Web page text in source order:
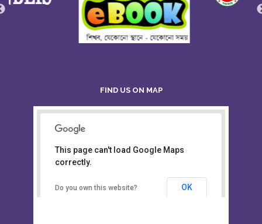
FIND US ON MAP
Board of Intermediate &
Secondary Education, Alampur,
This page can't load Google Maps
correctly.
Do you own this website? OK